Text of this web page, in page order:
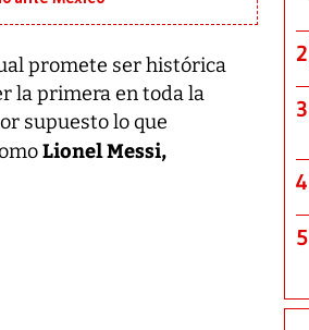
promete ser histórica
la primera en toda la
supuesto lo que
Lionel Messi,
2
3
4
5